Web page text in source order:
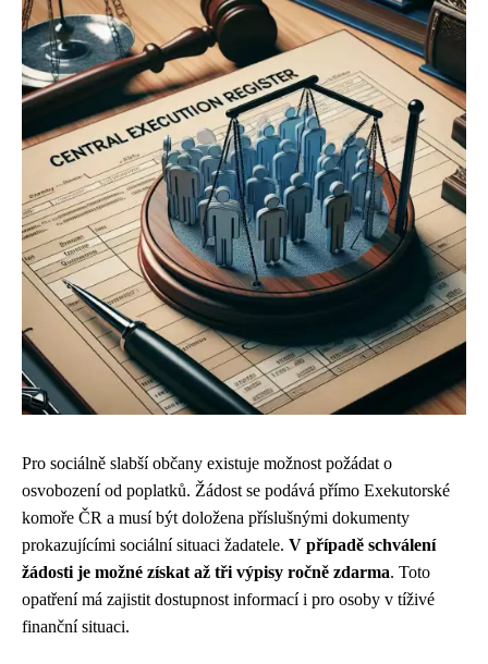
Pro sociálně slabší občany existuje možnost požádat o
osvobození od poplatků. Žádost se podává přímo Exekutorské
komoře ČR a musí být doložena příslušnými dokumenty
prokazujícími sociální situaci žadatele. V případě schválení
žádosti je možné získat až tři výpisy ročně zdarma. Toto
opatření má zajistit dostupnost informací i pro osoby v tíživé
finanční situaci.